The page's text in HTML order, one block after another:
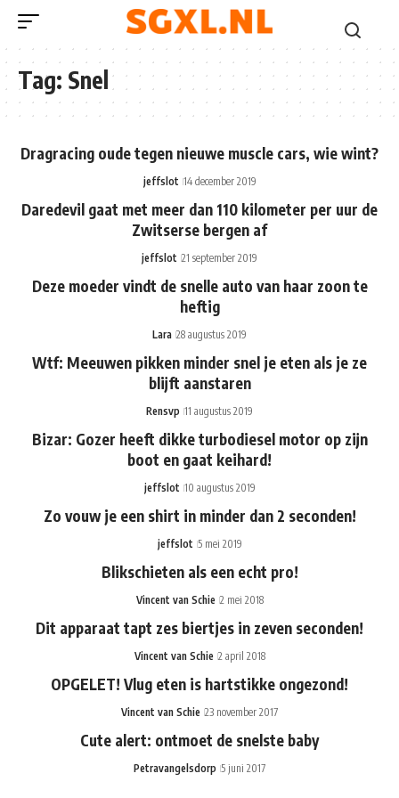
Tag: Snel
Dragracing oude tegen nieuwe muscle cars, wie wint?
jeffslot 14 december 2019
Daredevil gaat met meer dan 110 kilometer per uur de
Zwitserse bergen af
jeffslot 21 september 2019
Deze moeder vindt de snelle auto van haar zoon te
heftig
Lara 28 augustus 2019
Wtf: Meeuwen pikken minder snel je eten als je ze
blijft aanstaren
Rensvp 11 augustus 2019
Bizar: Gozer heeft dikke turbodiesel motor op zijn
boot en gaat keihard!
jeffslot 10 augustus 2019
Zo vouw je een shirt in minder dan 2 seconden!
jeffslot 5 mei 2019
Blikschieten als een echt pro!
Vincent van Schie 2 mei 2018
Dit apparaat tapt zes biertjes in zeven seconden!
Vincent van Schie 2 april 2018
OPGELET! Vlug eten is hartstikke ongezond!
Vincent van Schie 23 november 2017
Cute alert: ontmoet de snelste baby
Petravangelsdorp 5 juni 2017